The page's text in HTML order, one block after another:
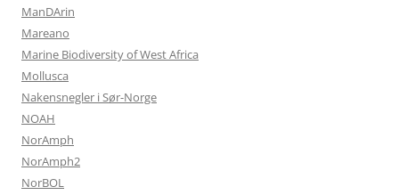
ManDArin
Mareano
Marine Biodiversity of West Africa
Mollusca
Nakensnegler i Sør-Norge
NOAH
NorAmph
NorAmph2
NorBOL